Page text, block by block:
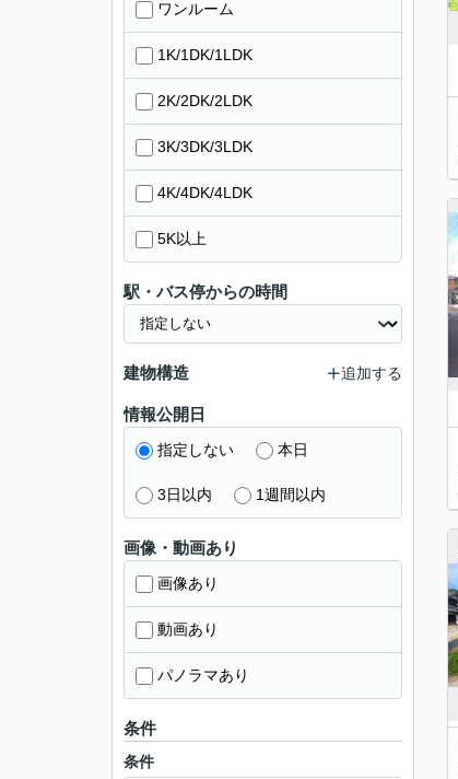
ワンルーム
1K/1DK/1LDK
2K/2DK/2LDK
3K/3DK/3LDK
4K/4DK/4LDK
5K以上
駅・バス停からの時間
建物構造 追加する
情報公開日
指定しない 本日
3日以内 1週間以内
画像・動画あり
画像あり
動画あり
パノラマあり
条件
条件